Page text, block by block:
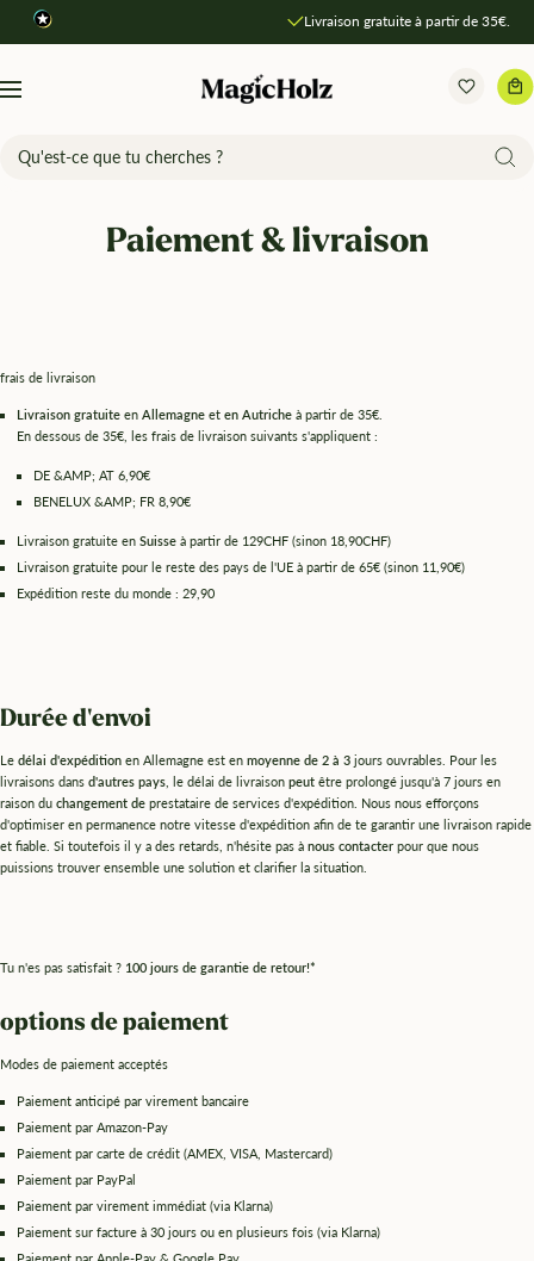
Livraison gratuite à partir de 35€.
Navigation MagicHolz
Paiement & livraison
frais de livraison
Livraison gratuiteen Allemagne eten Autricheà partir de 35€.
En dessous de 35€, les frais de livraison suivants s'appliquent :
DE &AMP; AT 6,90€
BENELUX &AMP; FR 8,90€
Livraison gratuite en Suisseà partir de 129CHF (sinon 18,90CHF)
Livraison gratuite pour le reste des pays de l'UE à partir de 65€ (sinon 11,90€)
Expédition reste du monde : 29,90
Durée d'envoi
Le délai d'expédition en Allemagne est en moyenne de 2 à 3 jours ouvrables. Pour les
livraisons dans d'autres pays , le délai de livraison peut être prolongé jusqu'à 7 jours en
raison du changement de prestataire de services d'expédition. Nous nous efforçons
d'optimiser en permanence notre vitesse d'expédition afin de te garantir une livraison rapide
et fiable. Si toutefois il y a des retards, n'hésite pas à nous contacter pour que nous
puissions trouver ensemble une solution et clarifier la situation.
Tu n'es pas satisfait ? 100 jours de garantie de retour!*
options de paiement
Modes de paiement acceptés
Paiement anticipé par virement bancaire
Paiement par Amazon-Pay
Paiement par carte de crédit (AMEX, VISA, Mastercard)
Paiement par PayPal
Paiement par virement immédiat (via Klarna)
Paiement sur facture à 30 jours ou en plusieurs fois (via Klarna)
Paiement par Apple-Pay & Google Pay